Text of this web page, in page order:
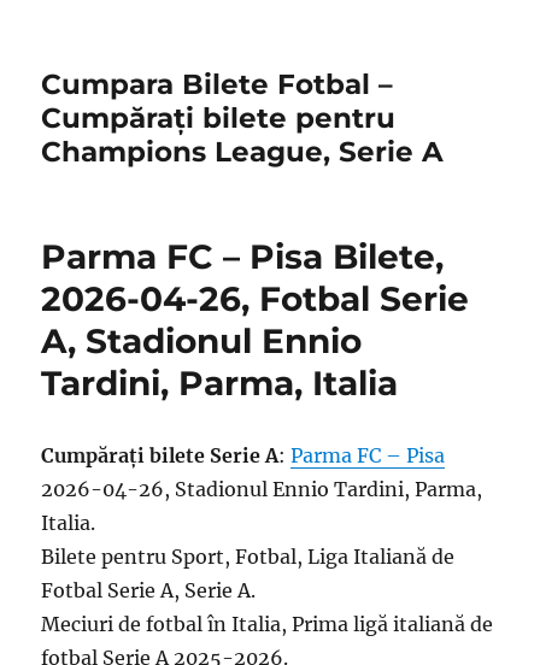
Cumpara Bilete Fotbal –
Cumpărați bilete pentru
Champions League, Serie A
Parma FC – Pisa Bilete,
2026-04-26, Fotbal Serie
A, Stadionul Ennio
Tardini, Parma, Italia
Cumpărați bilete Serie A:Parma FC – Pisa
2026-04-26, Stadionul Ennio Tardini, Parma,
Italia.
Bilete pentru Sport, Fotbal, Liga Italiană de
Fotbal Serie A, Serie A.
Meciuri de fotbal în Italia, Prima ligă italiană de
fotbal Serie A 2025-2026.